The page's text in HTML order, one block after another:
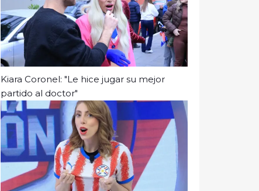
Kiara Coronel: "Le hice jugar su mejor
partido al doctor"